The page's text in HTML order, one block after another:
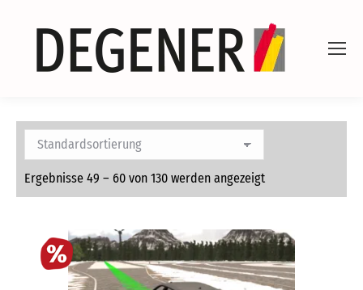
Ergebnisse 49 – 60 von 130 werden angezeigt